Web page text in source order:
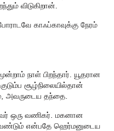
விடுகிறான்.
காஃப்காவுக்கு நேரம்
நாள் பிறந்தார். யூதரான
சூழ்நிலையில்தான்
அவருடைய தந்தை.
ஒரு வணிகர். மகனான
என்பதே ஹெர்மனுடைய